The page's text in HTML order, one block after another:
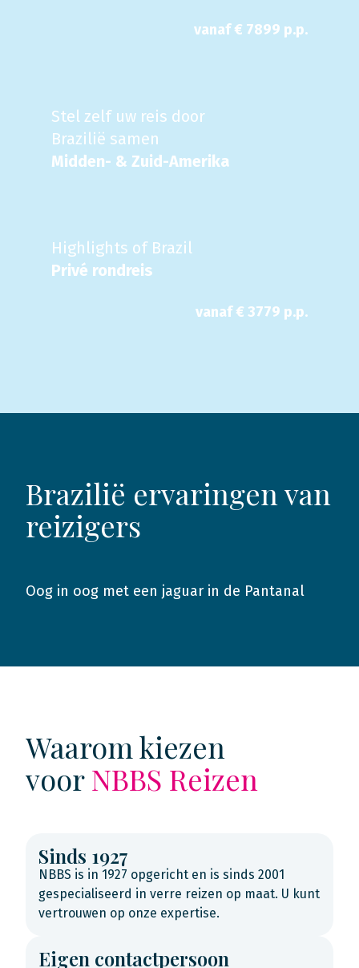
vanaf € 7899 p.p.
Stel zelf uw reis door
Brazilië samen
Midden- & Zuid-Amerika
Highlights of Brazil
Privé rondreis
vanaf € 3779 p.p.
Brazilië ervaringen van
reizigers
2019
Oog in oog met een jaguar in de Pantanal
Waarom kiezen
voorNBBS Reizen
Sinds 1927
NBBS is in 1927 opgericht en is sinds 2001
gespecialiseerd in verre reizen op maat. U kunt
vertrouwen op onze expertise.
Eigen contactpersoon